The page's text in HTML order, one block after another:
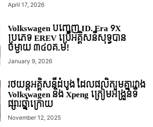
April 17, 2026
Volkswagen បញ្ចេញ ID. Era 9X
ប្រភេទ EREV ប្រើអគ្គិសនីសុទ្ធបាន
ចម្ងាយ ៣៤០គ.ម!
January 9, 2026
រថយន្តអគ្គិសនីដំបូង ដែលផលិតរួមគ្នារវាង
Volkswagen និង Xpeng ត្រៀមអង្រួនទី
ផ្សារឆ្នាំក្រោយ
November 12, 2025